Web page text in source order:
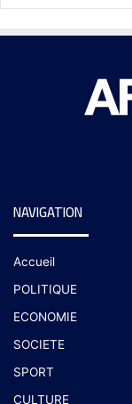
NAVIGATION
Accueil
POLITIQUE
ECONOMIE
SOCIETE
SPORT
CULTURE